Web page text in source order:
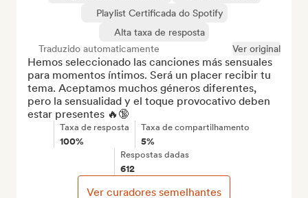
Playlist Certificada do Spotify
Alta taxa de resposta
Traduzido automaticamente
Ver original
Hemos seleccionado las canciones más sensuales
para momentos íntimos. Será un placer recibir tu
tema. Aceptamos muchos géneros diferentes,
pero la sensualidad y el toque provocativo deben
estar presentes 🔥🔞
Taxa de resposta
100%
Taxa de compartilhamento
5%
Respostas dadas
612
Ver curadores semelhantes